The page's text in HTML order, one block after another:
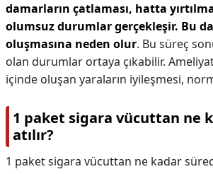
damarların çatlaması, hatta
olumsuz durumlar gerçekleşir. Bu
oluşmasına neden olur. Bu süreç
olan durumlar ortaya çıkabilir.
içinde oluşan yaraların iyileşmesi,
1 paket sigara vücuttan ne
atılır?
1 paket sigara vücuttan ne kadar